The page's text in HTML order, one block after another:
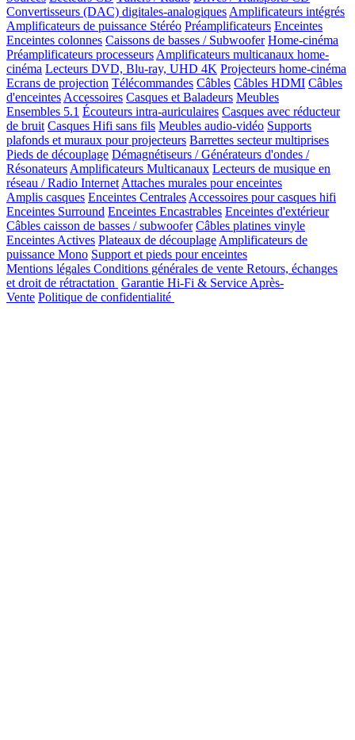
Convertisseurs (DAC) digitales-analogiques Amplificateurs intégrés
Amplificateurs de puissance Stéréo Préamplificateurs Enceintes
Enceintes colonnes Caissons de basses / Subwoofer Home-cinéma
Préamplificateurs processeurs Amplificateurs multicanaux home-
cinéma Lecteurs DVD, Blu-ray, UHD 4K Projecteurs home-cinéma
Ecrans de projection Télécommandes Câbles Câbles HDMI Câbles
d'enceintes Accessoires Casques et Baladeurs Meubles
Ensembles 5.1 Écouteurs intra-auriculaires Casques avec réducteur
de bruit Casques Hifi sans fils Meubles audio-vidéo Supports
plafonds et muraux pour projecteurs Barrettes secteur multiprises
Pieds de découplage Démagnétiseurs / Générateurs d'ondes /
Résonateurs Amplificateurs Multicanaux Lecteurs de musique en
réseau / Radio Internet Attaches murales pour enceintes
Amplis casques Enceintes Centrales Accessoires pour casques hifi
Enceintes Surround Enceintes Encastrables Enceintes d'extérieur
Câbles caisson de basses / subwoofer Câbles platines vinyle
Enceintes Actives Plateaux de découplage Amplificateurs de
puissance Mono Support et pieds pour enceintes
Mentions légales Conditions générales de vente Retours, échanges
et droit de rétractation Garantie Hi-Fi & Service Après-
Vente Politique de confidentialité